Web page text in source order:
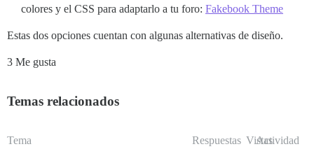
colores y el CSS para adaptarlo a tu foro: Fakebook Theme
Estas dos opciones cuentan con algunas alternativas de diseño.
3 Me gusta
Temas relacionados
Tema Respuestas Vistas
Actividad